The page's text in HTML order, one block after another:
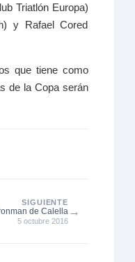
Triatlón Europa)
y Rafael Cored
que tiene como
de la Copa serán
SIGUIENTE
de Calella
5 octubre 2016
→